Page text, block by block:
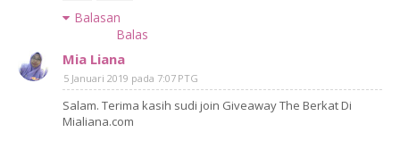
Balasan
Balas
Mia Liana
5 Januari 2019 pada 7:07 PTG
Salam. Terima kasih sudi join Giveaway The Berkat Di
Mialiana.com